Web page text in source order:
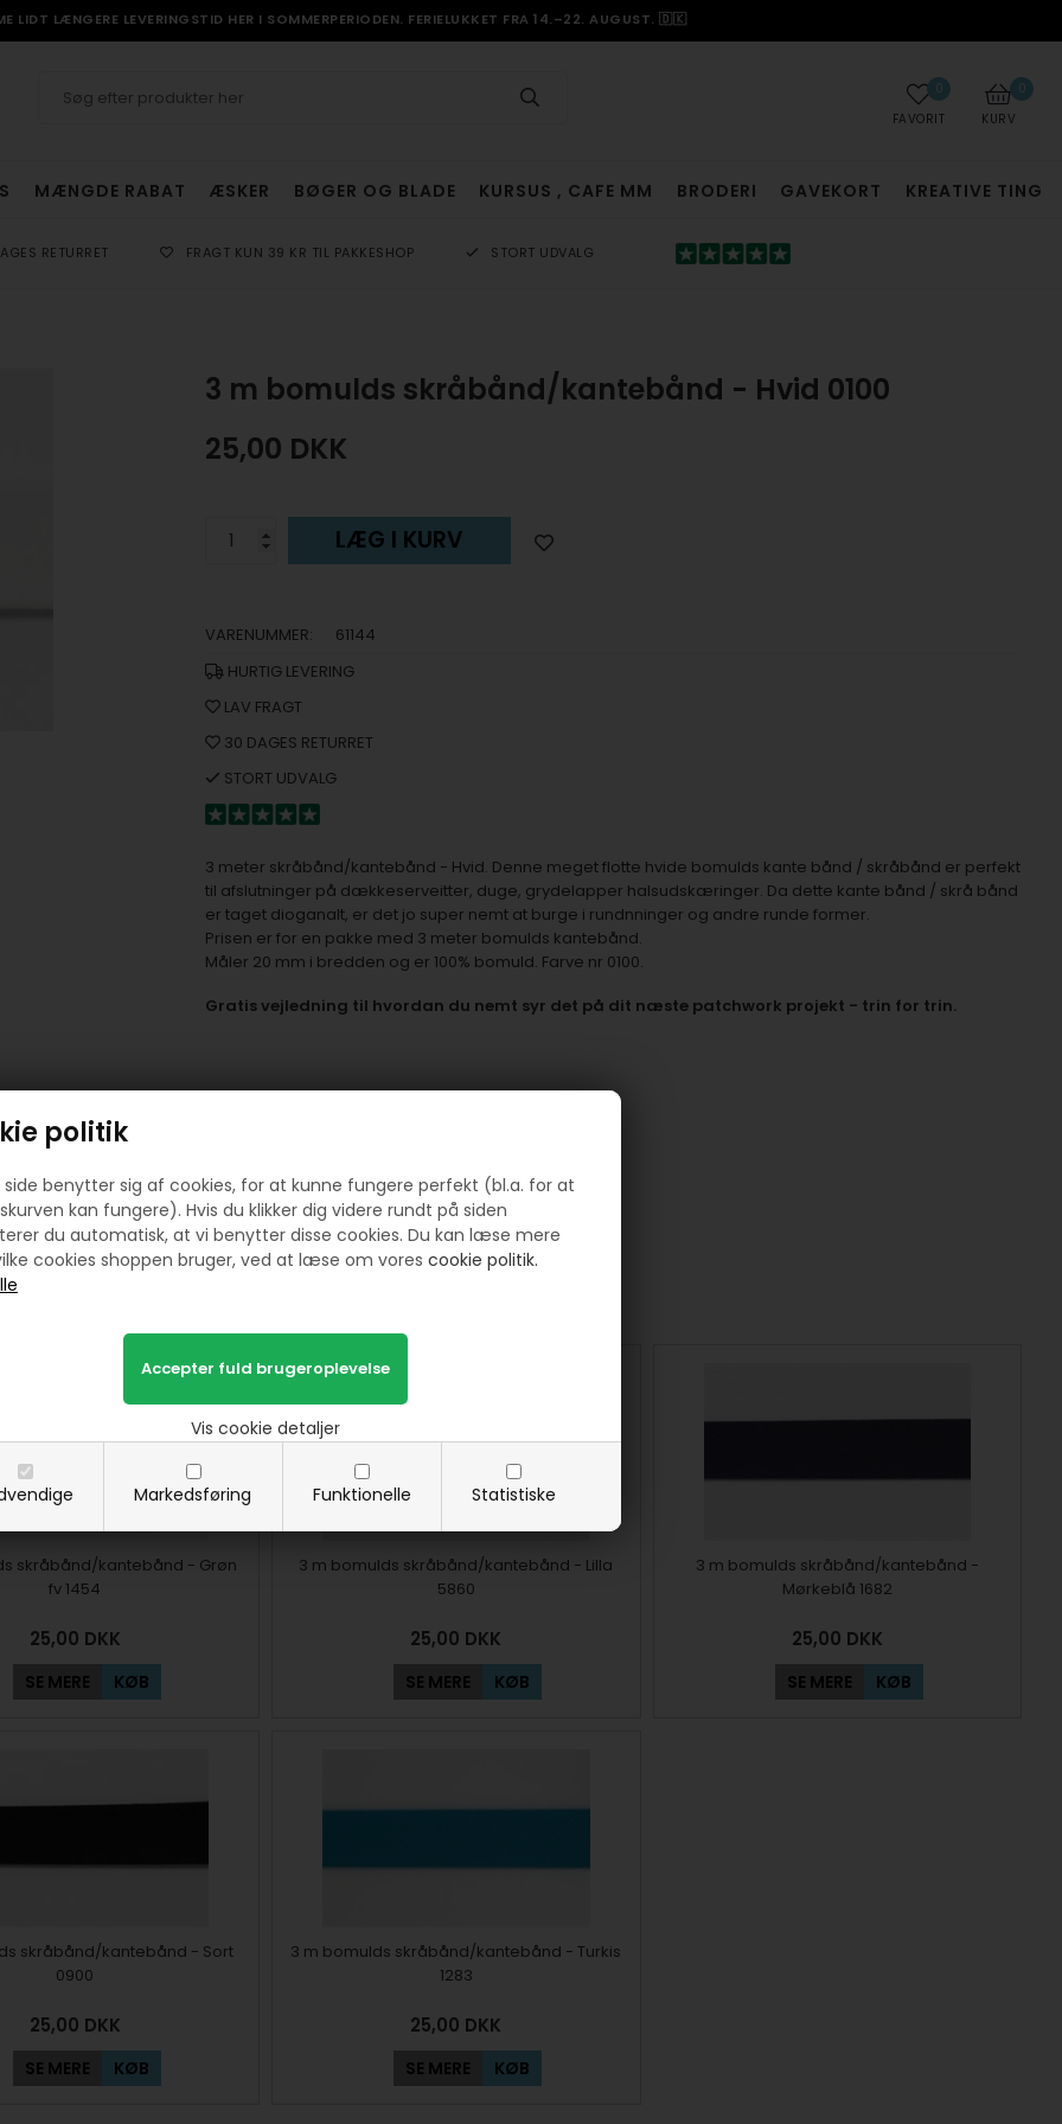
politik
side benytter sig af cookies, for at kunne fungere perfekt (bl.a. for at
kan fungere). Hvis du klikker dig videre rundt på siden
du automatisk, at vi benytter disse cookies. Du kan læse mere
cookies shoppen bruger, ved at læse om vores cookie politik.
Markedsføring Funktionelle Statistiske
Vis cookie detaljer
LIDT LÆNGERE LEVERINGSTID HER I SOMMERPERIODEN. FERIELUKKET FRA 14.–22. AUGUST. 🇩🇰
0
KURV
0
FAVORIT
MÆNGDE RABAT ÆSKER BØGER OG BLADE KURSUS , CAFE MM BRODERI GAVEKORT KREATIVE TING
RETURRET FRAGT KUN 39 KR TIL PAKKESHOP STORT UDVALG
3 m bomulds skråbånd/kantebånd - Hvid 0100
25,00 DKK
LÆG I KURV
VARENUMMER:
61144
HURTIG LEVERING
LAV FRAGT
30 DAGES RETURRET
STORT UDVALG
3 meter skråbånd/kantebånd - Hvid. Denne meget flotte hvide bomulds kante bånd / skråbånd er perfekt
til afslutninger på dækkeserveitter, duge, grydelapper halsudskæringer. Da dette kante bånd / skrå bånd
er taget dioganalt, er det jo super nemt at burge i rundnninger og andre runde former.
Prisen er for en pakke med 3 meter bomulds kantebånd.
Måler 20 mm i bredden og er 100% bomuld. Farve nr 0100.
Gratis vejledning til hvordan du nemt syr det på dit næste patchwork projekt - trin for trin.
Prøv lige at se her:
skråbånd/kantebånd - Grøn
fv 1454
25,00 DKK
SE MERE KØB
3 m bomulds skråbånd/kantebånd - Lilla
5860
25,00 DKK
SE MERE KØB
3 m bomulds skråbånd/kantebånd -
Mørkeblå 1682
25,00 DKK
SE MERE KØB
skråbånd/kantebånd - Sort
0900
25,00 DKK
SE MERE KØB
3 m bomulds skråbånd/kantebånd - Turkis
1283
25,00 DKK
SE MERE KØB